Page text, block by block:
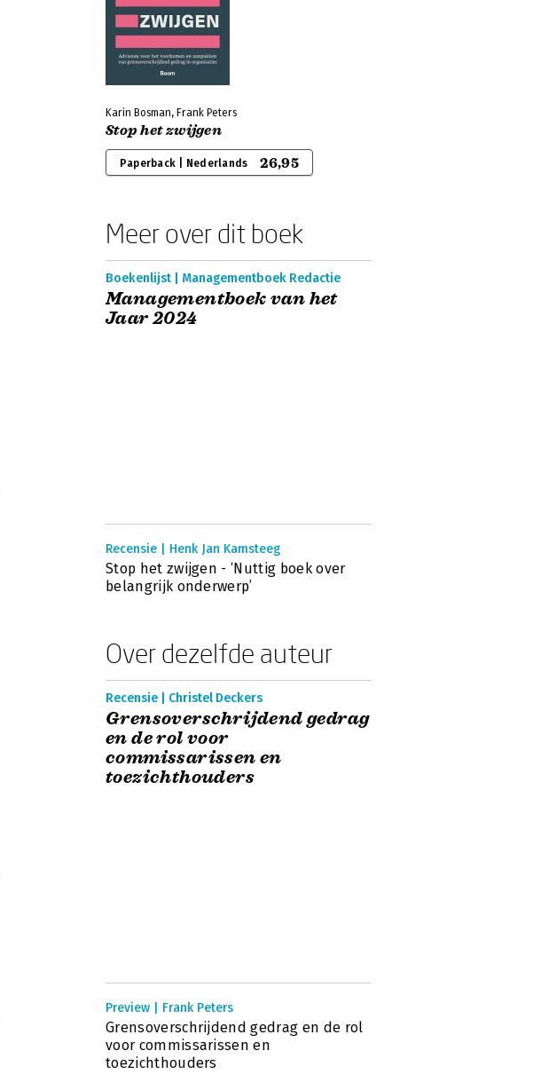
Karin Bosman, Frank Peters
Stop het zwijgen
Paperback | Nederlands 26,95
Meer over dit boek
Boekenlijst | Managementboek Redactie
Managementboek van het
Jaar 2024
Recensie | Henk Jan Kamsteeg
Stop het zwijgen - ‘Nuttig boek over
belangrijk onderwerp’
Over dezelfde auteur
Recensie | Christel Deckers
Grensoverschrijdend gedrag
en de rol voor
commissarissen en
toezichthouders
Preview | Frank Peters
Grensoverschrijdend gedrag en de rol
voor commissarissen en
toezichthouders